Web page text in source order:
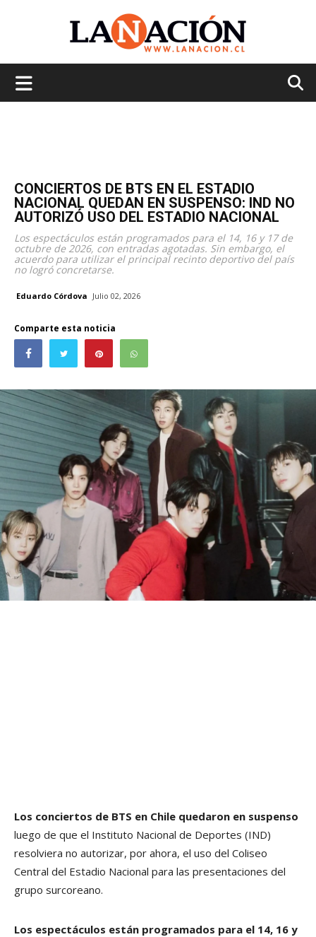
CONCIERTOS DE BTS EN EL ESTADIO
NACIONAL QUEDAN EN SUSPENSO: IND NO
AUTORIZÓ USO DEL ESTADIO NACIONAL
Los espectáculos están programados para el 14, 16 y 17 de
octubre de 2026, con entradas agotadas. Sin embargo, el
acuerdo para utilizar el principal recinto deportivo del país
no logró concretarse.
Eduardo Córdova Julio 02, 2026
Comparte esta noticia
Los conciertos de BTS en Chile quedaron en suspenso
luego de que el Instituto Nacional de Deportes (IND)
resolviera no autorizar, por ahora, el uso del Coliseo
Central del Estadio Nacional para las presentaciones del
grupo surcoreano.
Los espectáculos están programados para el 14, 16 y